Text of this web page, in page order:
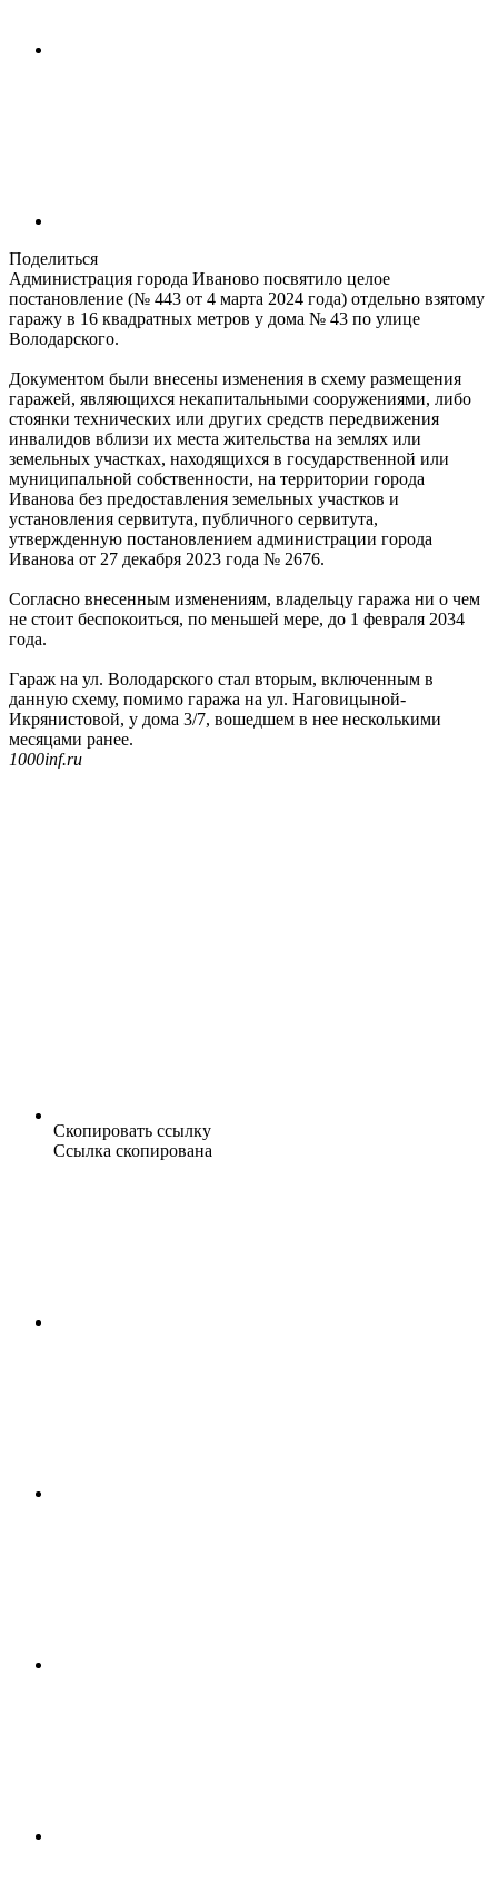
Поделиться
Администрация города Иваново посвятило целое
постановление (№ 443 от 4 марта 2024 года) отдельно взятому
гаражу в 16 квадратных метров у дома № 43 по улице
Володарского.
Документом были внесены изменения в схему размещения
гаражей, являющихся некапитальными сооружениями, либо
стоянки технических или других средств передвижения
инвалидов вблизи их места жительства на землях или
земельных участках, находящихся в государственной или
муниципальной собственности, на территории города
Иванова без предоставления земельных участков и
установления сервитута, публичного сервитута,
утвержденную постановлением администрации города
Иванова от 27 декабря 2023 года № 2676.
Согласно внесенным изменениям, владельцу гаража ни о чем
не стоит беспокоиться, по меньшей мере, до 1 февраля 2034
года.
Гараж на ул. Володарского стал вторым, включенным в
данную схему, помимо гаража на ул. Наговицыной-
Икрянистовой, у дома 3/7, вошедшем в нее несколькими
месяцами ранее.
1000inf.ru
Скопировать ссылку
Ссылка скопирована